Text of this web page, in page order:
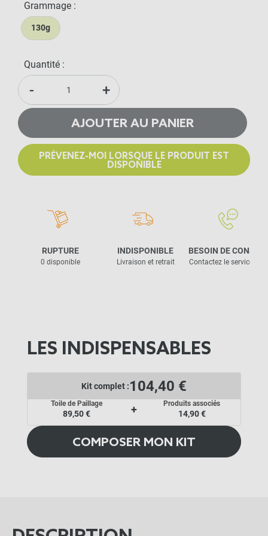
Grammage :
130g
Quantité :
- +
AJOUTER AU PANIER
PRÉVENEZ-MOI LORSQUE LE PRODUIT EST
DISPONIBLE
RUPTURE
0 disponible
INDISPONIBLE
Livraison et retrait
BESOIN DE CONSEIL
Contactez le service
LES INDISPENSABLES
Kit complet :104,40 €
Toile de Paillage
89,50 € +
Produits associés
14,90 €
COMPOSER MON KIT